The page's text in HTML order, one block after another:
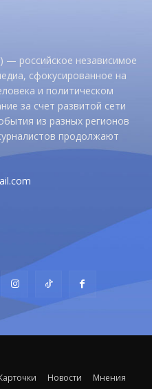
— российское независимое
сфокусированное на
и политическом
за счет развитой сети
из разных регионов
продолжают
Новости Мнения